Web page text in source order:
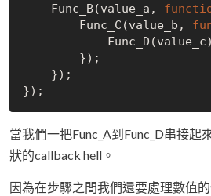
    Func_B(value_a,
        Func_C(value_b,
當我們一把Func_A到Func_D串接起
狀的callback hell。
因為在步驟之間我們還要處理數值